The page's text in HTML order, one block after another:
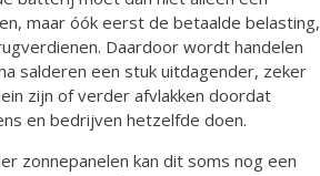
maar óók eerst de betaalde belasting,
Daardoor wordt handelen
salderen een stuk uitdagender, zeker
zijn of verder afvlakken doordat
en bedrijven hetzelfde doen.
zonnepanelen kan dit soms nog een